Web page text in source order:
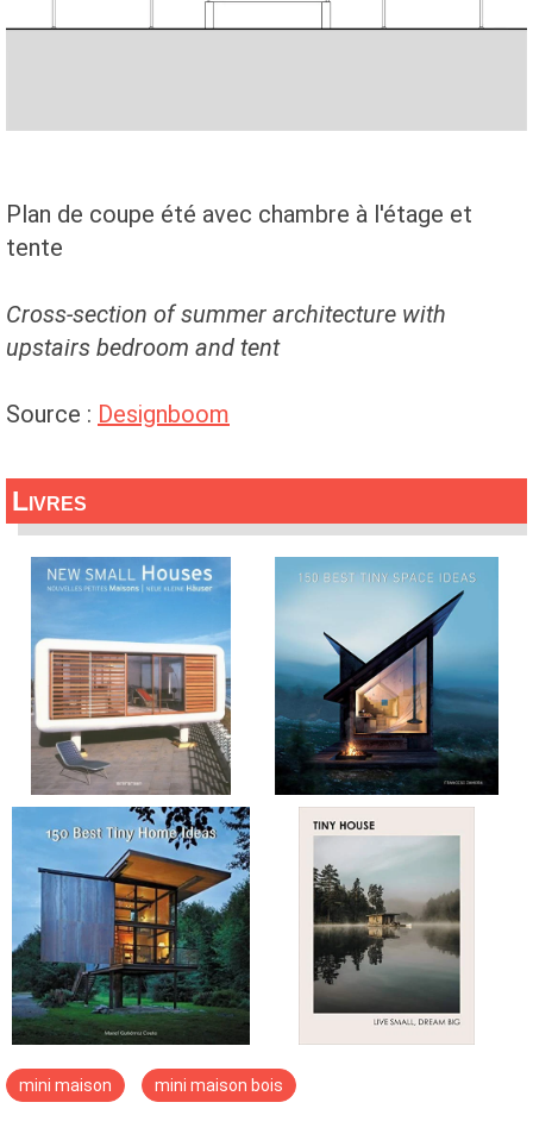
Plan de coupe été avec chambre à l'étage et
tente
Cross-section of summer architecture with
upstairs bedroom and tent
Source : Designboom
Livres
mini maison mini maison bois